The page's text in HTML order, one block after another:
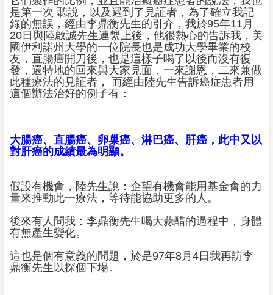
是第一次 聽說，以及遇到了見証者，為了確立我記
錄的無誤，經由李鼎衡先生的引介，我於95年11月
20日與陸啟誠先生連繫上後，他很熱心的告訴我，美
國伊利諾州大學的一位院長也是成功大學畢業的校
友，直腸癌開刀後，也是這樣子喝了以後而沒有復
發，還特地的回來與大家見面，一來謝恩，二來兼做
此種療法的見証者， 而經由陸先生告訴癌症患者用
這個辦法治好的例子有：
大腸癌、直腸癌、卵巢癌、淋巴癌、肝癌，此中又以
對肝癌的成績最為明顯。
假設有機會，陸先生說：企望有機會能用基金會的力
量來推動此一療法，等待能協助更多的人。
後來有人問我：李鼎衡先生喝大蒜醋的過程中，身體
有無產生變化。
這也是個有意義的問題，於是97年8月4日我再訪李
鼎衡先生以探個下場。